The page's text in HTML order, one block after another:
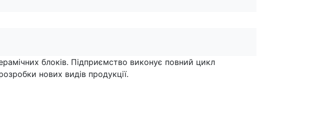
блоків. Підприємство виконує повний цикл
нових видів продукції.